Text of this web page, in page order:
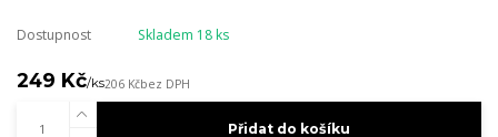
Dostupnost Skladem 18 ks
249 Kč/ks206 Kčbez DPH
Přidat do košíku